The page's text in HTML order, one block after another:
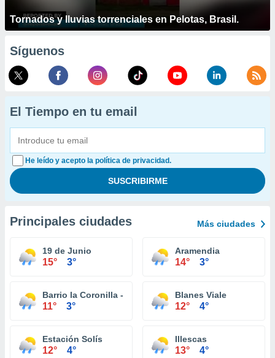
Tornados y lluvias torrenciales en Pelotas, Brasil.
Síguenos
El Tiempo en tu email
He leído y acepto la política de privacidad.
Principales ciudades Más ciudades
19 de Junio
15° 3°
Aramendia
14° 3°
Barrio la Coronilla - Ancap
11° 3°
Blanes Viale
12° 4°
Estación Solís
12° 4°
Illescas
13° 4°